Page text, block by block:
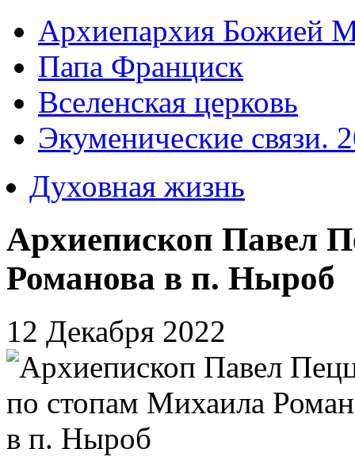
Архиепархия Божией
Папа Франциск
Вселенская церковь
Экуменические связи.
Духовная жизнь
Архиепископ Павел
Романова в п. Ныроб
12 Декабря 2022